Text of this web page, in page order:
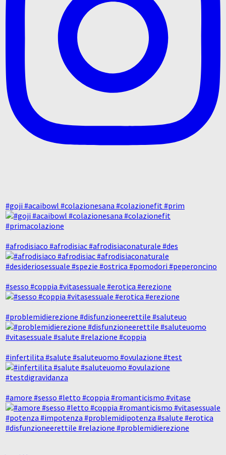
#goji #acaibowl #colazionesana #colazionefit #prim
#afrodisiaco #afrodisiac #afrodisiaconaturale #des
#sesso #coppia #vitasessuale #erotica #erezione
#problemidierezione #disfunzioneerettile #saluteuo
#infertilita #salute #saluteuomo #ovulazione #test
#amore #sesso #letto #coppia #romanticismo #vitase